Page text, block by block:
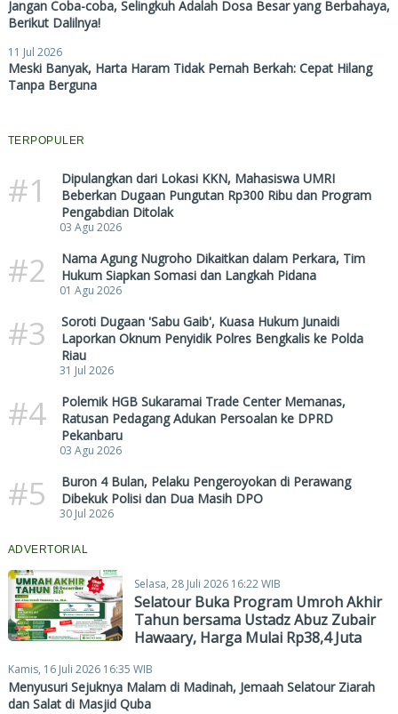
Jangan Coba-coba, Selingkuh Adalah Dosa Besar yang Berbahaya,
Berikut Dalilnya!
11 Jul 2026
Meski Banyak, Harta Haram Tidak Pernah Berkah: Cepat Hilang
Tanpa Berguna
TERPOPULER
#1
Dipulangkan dari Lokasi KKN, Mahasiswa UMRI
Beberkan Dugaan Pungutan Rp300 Ribu dan Program
Pengabdian Ditolak
03 Agu 2026
#2
Nama Agung Nugroho Dikaitkan dalam Perkara, Tim
Hukum Siapkan Somasi dan Langkah Pidana
01 Agu 2026
#3
Soroti Dugaan 'Sabu Gaib', Kuasa Hukum Junaidi
Laporkan Oknum Penyidik Polres Bengkalis ke Polda
Riau
31 Jul 2026
#4
Polemik HGB Sukaramai Trade Center Memanas,
Ratusan Pedagang Adukan Persoalan ke DPRD
Pekanbaru
03 Agu 2026
#5
Buron 4 Bulan, Pelaku Pengeroyokan di Perawang
Dibekuk Polisi dan Dua Masih DPO
30 Jul 2026
ADVERTORIAL
Selasa, 28 Juli 2026 16:22 WIB
Selatour Buka Program Umroh Akhir
Tahun bersama Ustadz Abuz Zubair
Hawaary, Harga Mulai Rp38,4 Juta
Kamis, 16 Juli 2026 16:35 WIB
Menyusuri Sejuknya Malam di Madinah, Jemaah Selatour Ziarah
dan Salat di Masjid Quba